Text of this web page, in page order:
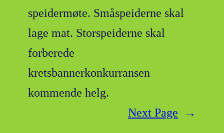
speidermøte. Småspeiderne skal
lage mat. Storspeiderne skal
forberede
kretsbannerkonkurransen
kommende helg.
Next Page
→